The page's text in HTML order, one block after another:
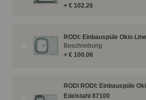
+ € 102.26
RODI: Einbauspüle Okio
+ € 100.06
Beschreibung
RODI RODI: Einbauspüle
Edelstahl 87100